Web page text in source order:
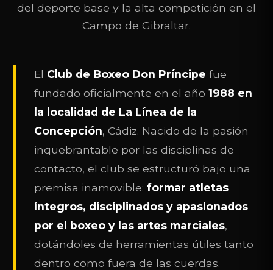
del deporte base y la alta competición en el
Campo de Gibraltar.
El Club de Boxeo Don Príncipe fue
fundado oficialmente en el año1988 en
la localidad de La Línea de la
Concepción, Cádiz. Nacido de la pasión
inquebrantable por las disciplinas de
contacto, el club se estructuró bajo una
premisa inamovible:formar atletas
íntegros, disciplinados y apasionados
por el boxeo y las artes marciales,
dotándoles de herramientas útiles tanto
dentro como fuera de las cuerdas.